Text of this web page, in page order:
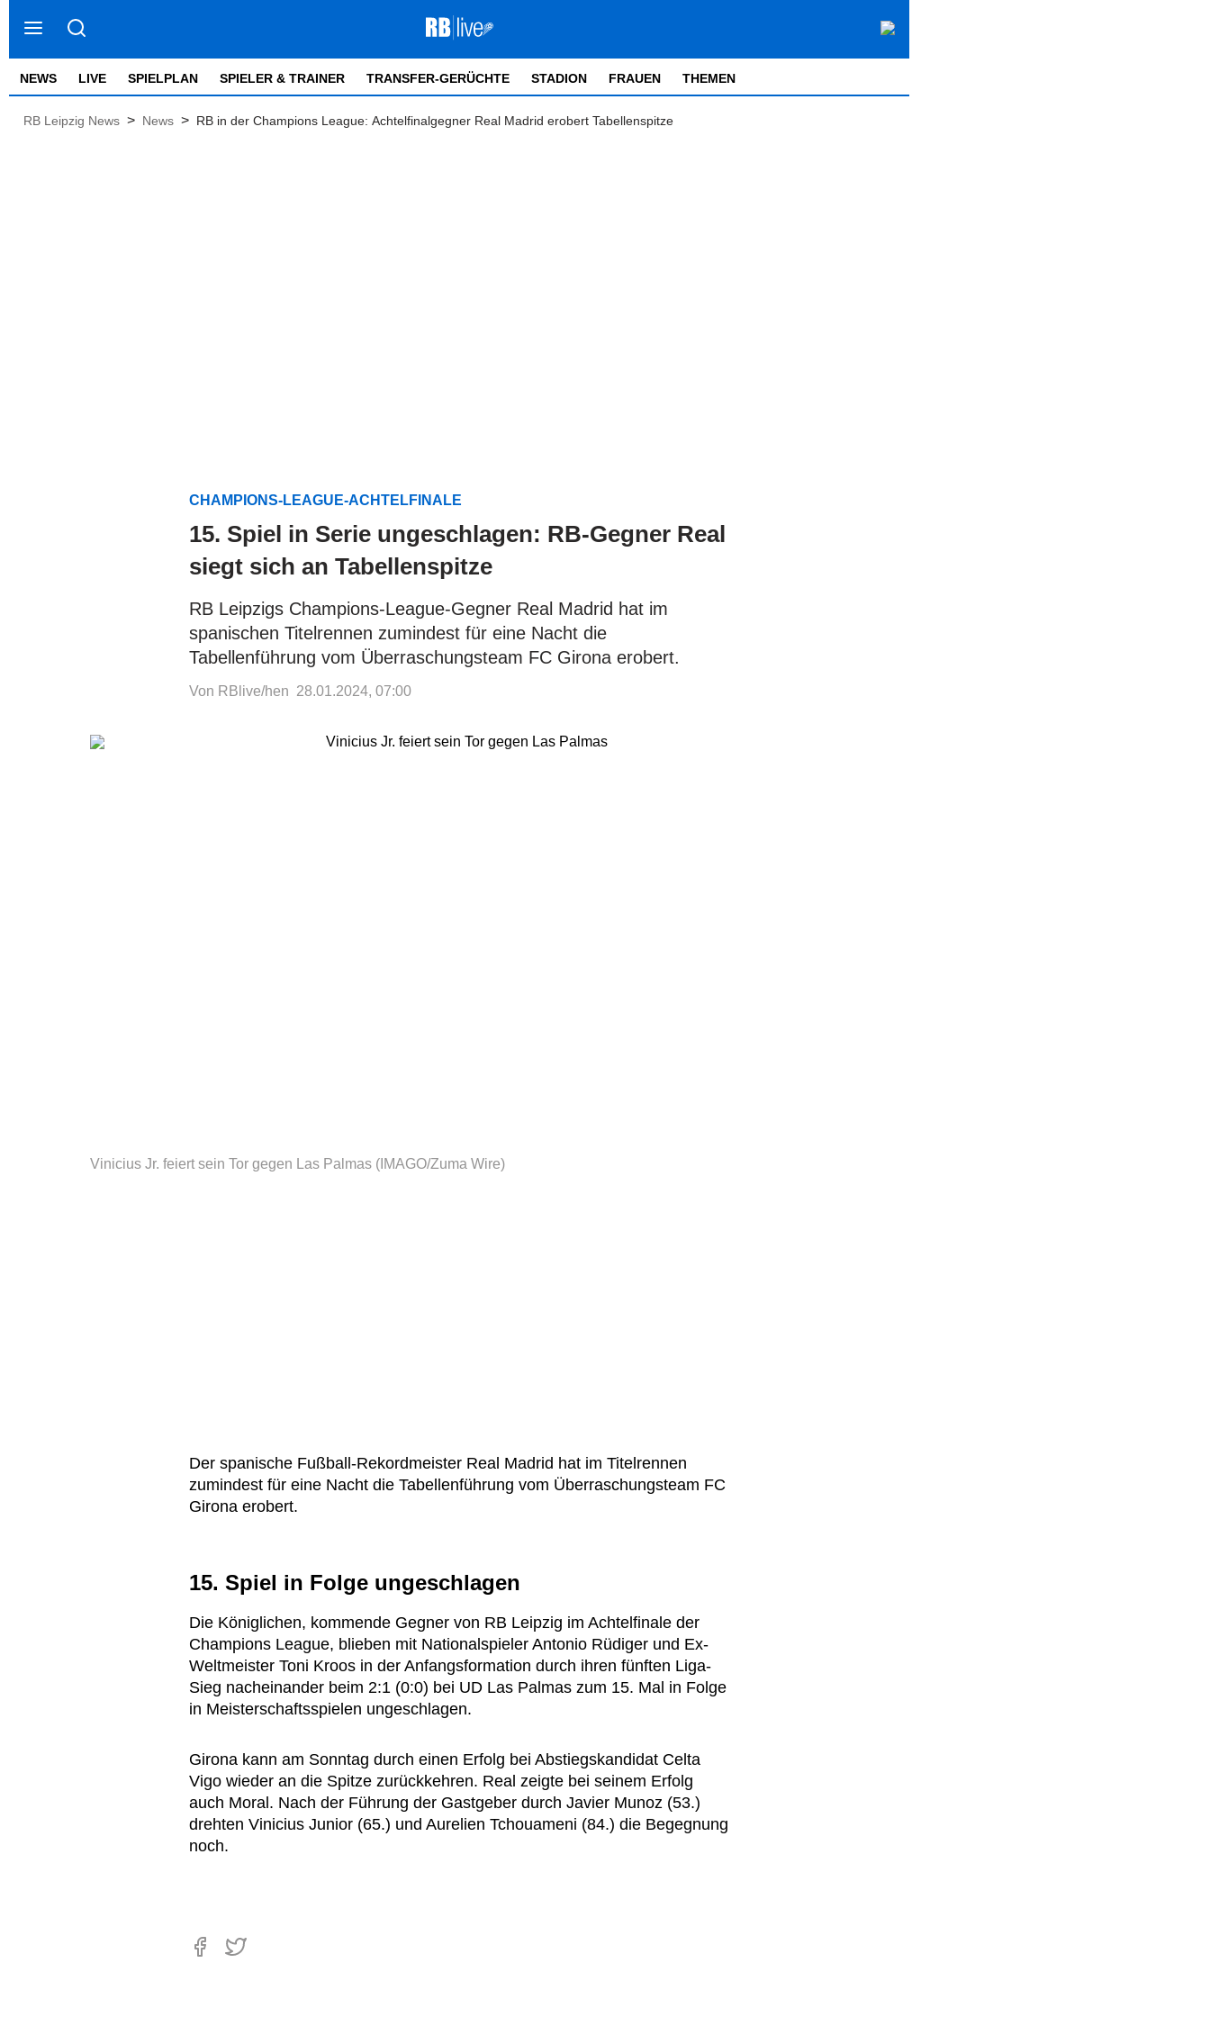
NEWS LIVE SPIELPLAN SPIELER & TRAINER TRANSFER-GERÜCHTE STADION FRAUEN THEMEN
RB Leipzig News > News > RB in der Champions League: Achtelfinalgegner Real Madrid erobert Tabellenspitze
CHAMPIONS-LEAGUE-ACHTELFINALE
15. Spiel in Serie ungeschlagen: RB-Gegner Real
siegt sich an Tabellenspitze
RB Leipzigs Champions-League-Gegner Real Madrid hat im
spanischen Titelrennen zumindest für eine Nacht die
Tabellenführung vom Überraschungsteam FC Girona erobert.
Von RBlive/hen 28.01.2024, 07:00
Vinicius Jr. feiert sein Tor gegen Las Palmas (IMAGO/Zuma Wire)
Der spanische Fußball-Rekordmeister Real Madrid hat im Titelrennen
zumindest für eine Nacht die Tabellenführung vom Überraschungsteam FC
Girona erobert.
15. Spiel in Folge ungeschlagen
Die Königlichen, kommende Gegner von RB Leipzig im Achtelfinale der
Champions League, blieben mit Nationalspieler Antonio Rüdiger und Ex-
Weltmeister Toni Kroos in der Anfangsformation durch ihren fünften Liga-
Sieg nacheinander beim 2:1 (0:0) bei UD Las Palmas zum 15. Mal in Folge
in Meisterschaftsspielen ungeschlagen.
Girona kann am Sonntag durch einen Erfolg bei Abstiegskandidat Celta
Vigo wieder an die Spitze zurückkehren. Real zeigte bei seinem Erfolg
auch Moral. Nach der Führung der Gastgeber durch Javier Munoz (53.)
drehten Vinicius Junior (65.) und Aurelien Tchouameni (84.) die Begegnung
noch.